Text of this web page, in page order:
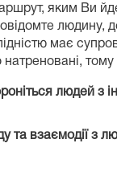
яким Ви
людину,
має
людей з
та взаємодії з